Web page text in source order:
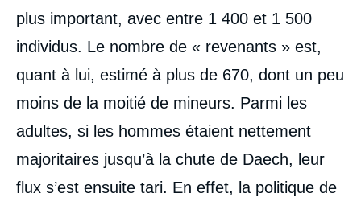
plus important, avec entre 1 400 et 1 500
individus. Le nombre de « revenants » est,
quant à lui, estimé à plus de 670, dont un peu
moins de la moitié de mineurs. Parmi les
adultes, si les hommes étaient nettement
majoritaires jusqu’à la chute de Daech, leur
flux s’est ensuite tari. En effet, la politique de